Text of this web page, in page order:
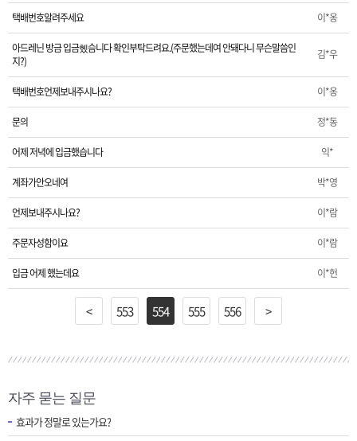
이
지
조
회
택배번호알려주세요 이*옹
아드레닌 방금 입금헸슴니다 확인부탁드려요.(주문했는데여 안돼다니 무슨말씀인
지?)
김*우
택배번호언제보내주시나요? 이*옹
문의 정*동
어제 저녁에 입금했습니다 익*
계좌가안오네여 박*영
언제보내주시나요? 이*람
주문자성함이요 이*람
입금 어제 했는데요 이*헌
< 553 554 555 556 >
자주 묻는 질문
효과가 정말로 있는가요?